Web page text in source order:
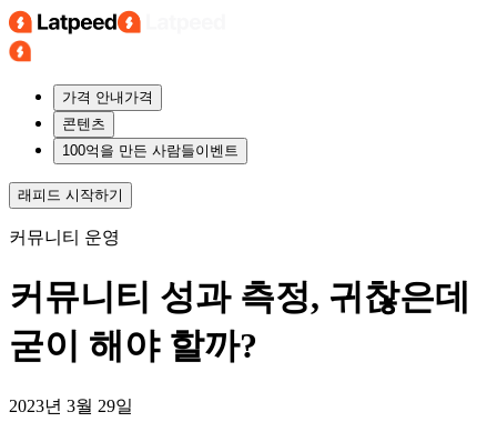
가격 안내 가격
콘텐츠
100억을 만든 사람들이벤트
래피드 시작하기
커뮤니티 운영
커뮤니티 성과 측정, 귀찮은데
굳이 해야 할까?
2023년 3월 29일